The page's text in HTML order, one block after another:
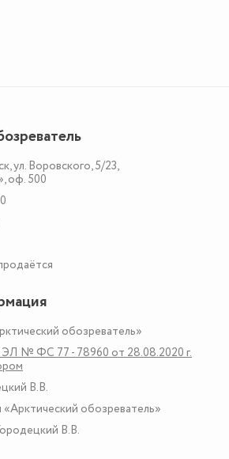
,ул. Воровского, 5/23,
оф. 500
обозреватель»
ЭЛ № ФС 77 - 78960 от 28.08.2020 г.
В.В.
обозреватель»
В.В.